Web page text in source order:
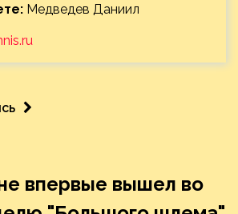
Медведев Даниил
впервые вышел во